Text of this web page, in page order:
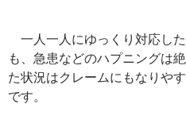
一人一人にゆっくり対応し
も、急患などのハプニングは
た状況はクレームにもなりや
です。